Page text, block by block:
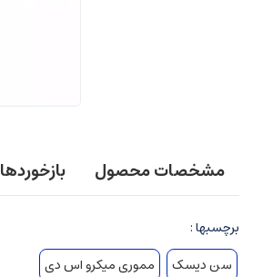
مشخصات محصول بازخوردها
برچسبها :
سن دیسک
مموری میکرو اس دی